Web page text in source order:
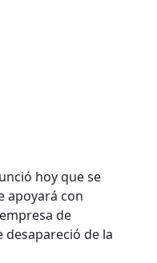
hoy que se
apoyará con
de
desapareció de la